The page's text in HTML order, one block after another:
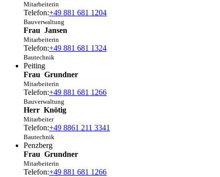
Mitarbeiterin
Telefon:+49 881 681 1204
Bauverwaltung
Frau Jansen
Mitarbeiterin
Telefon:+49 881 681 1324
Bautechnik
Peiting
Frau Grundner
Mitarbeiterin
Telefon:+49 881 681 1266
Bauverwaltung
Herr Knötig
Mitarbeiter
Telefon:+49 8861 211 3341
Bautechnik
Penzberg
Frau Grundner
Mitarbeiterin
Telefon:+49 881 681 1266